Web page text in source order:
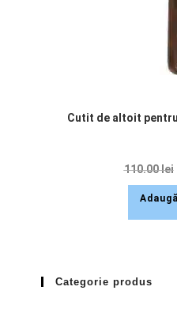
Cutit de altoit
110.00lei
Categorie produs